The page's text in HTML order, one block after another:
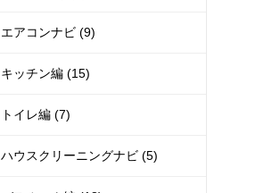
エアコンナビ (9)
キッチン編 (15)
トイレ編 (7)
ハウスクリーニングナビ (5)